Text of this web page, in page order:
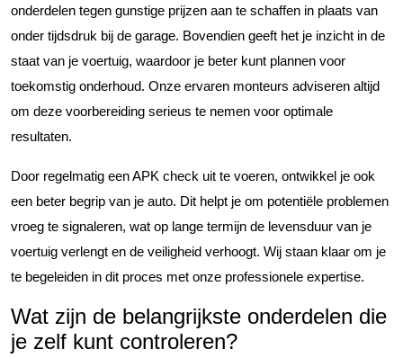
onderdelen tegen gunstige prijzen aan te schaffen in plaats van
onder tijdsdruk bij de garage. Bovendien geeft het je inzicht in de
staat van je voertuig, waardoor je beter kunt plannen voor
toekomstig onderhoud. Onze ervaren monteurs adviseren altijd
om deze voorbereiding serieus te nemen voor optimale
resultaten.
Door regelmatig een APK check uit te voeren, ontwikkel je ook
een beter begrip van je auto. Dit helpt je om potentiële problemen
vroeg te signaleren, wat op lange termijn de levensduur van je
voertuig verlengt en de veiligheid verhoogt. Wij staan klaar om je
te begeleiden in dit proces met onze professionele expertise.
Wat zijn de belangrijkste onderdelen die
je zelf kunt controleren?